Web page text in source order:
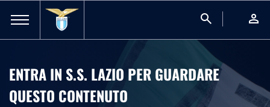
search person
ENTRA IN S.S. LAZIO PER GUARDARE
QUESTO CONTENUTO